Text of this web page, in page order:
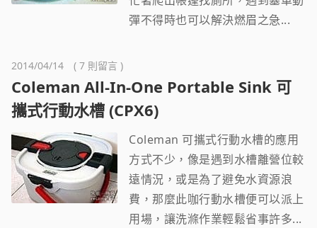
彈不得時也可以解決燃眉之急...
2014/04/14 ( 7 則留言 )
Coleman All-In-One Portable Sink 可
攜式行動水槽 (CPX6)
Coleman 可攜式行動水槽的應用
方式不少，像是遇到水槽離營位較
遠情況，或是為了避免水資源浪
費，那麼此咖行動水槽便可以派上
用場，讓洗滌作業輕鬆省事許多...